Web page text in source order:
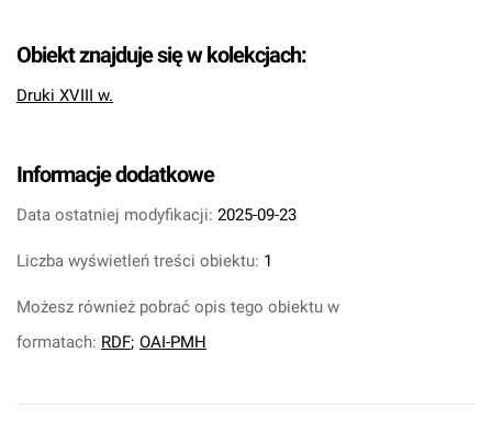
Obiekt znajduje się w kolekcjach:
Druki XVIII w.
Informacje dodatkowe
Data ostatniej modyfikacji: 2025-09-23
Liczba wyświetleń treści obiektu: 1
Możesz również pobrać opis tego obiektu w
formatach: RDF; OAI-PMH